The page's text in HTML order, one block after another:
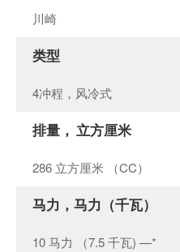
川崎
类型
4冲程，风冷式
排量， 立方厘米
286 立方厘米 （CC）
马力，马力（千瓦）
10 马力 （7.5 千瓦) —*